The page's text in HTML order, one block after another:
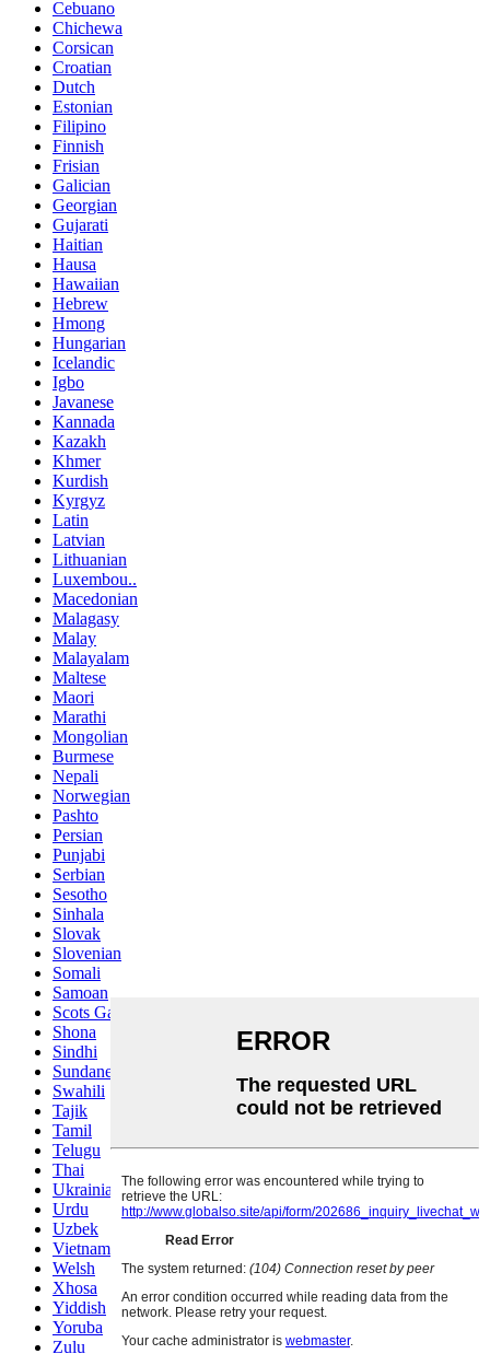
Cebuano
Chichewa
Corsican
Croatian
Dutch
Estonian
Filipino
Finnish
Frisian
Galician
Georgian
Gujarati
Haitian
Hausa
Hawaiian
Hebrew
Hmong
Hungarian
Icelandic
Igbo
Javanese
Kannada
Kazakh
Khmer
Kurdish
Kyrgyz
Latin
Latvian
Lithuanian
Luxembou..
Macedonian
Malagasy
Malay
Malayalam
Maltese
Maori
Marathi
Mongolian
Burmese
Nepali
Norwegian
Pashto
Persian
Punjabi
Serbian
Sesotho
Sinhala
Slovak
Slovenian
Somali
Samoan
Scots Gaelic
Shona
Sindhi
Sundanese
Swahili
Tajik
Tamil
Telugu
Thai
Ukrainian
Urdu
Uzbek
Vietnamese
Welsh
Xhosa
Yiddish
Yoruba
Zulu